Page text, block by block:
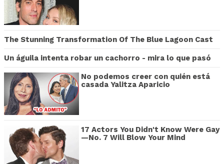
The Stunning Transformation Of The Blue Lagoon Cast
Un águila intenta robar un cachorro - mira lo que pasó
No podemos creer con quién está
casada Yalitza Aparicio
17 Actors You Didn't Know Were Gay
—No. 7 Will Blow Your Mind